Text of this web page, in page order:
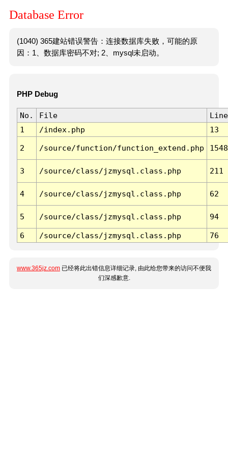
Database Error
(1040) 365建站错误警告：连接数据库失败，可能的原
因：1、数据库密码不对; 2、mysql未启动。
PHP Debug
No. File
Line
1
/index.php 13
2 /source/function/function_extend.php 1548
3 /source/class/jzmysql.class.php 211
4 /source/class/jzmysql.class.php 62
5 /source/class/jzmysql.class.php 94
6 /source/class/jzmysql.class.php 76
www.365jz.com 已经将此出错信息详细记录, 由此给您带来的访问不便我
们深感歉意.